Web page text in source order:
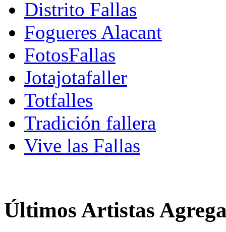
Distrito Fallas
Fogueres Alacant
FotosFallas
Jotajotafaller
Totfalles
Tradición fallera
Vive las Fallas
Últimos Artistas